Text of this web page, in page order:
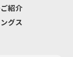
紹介
グス